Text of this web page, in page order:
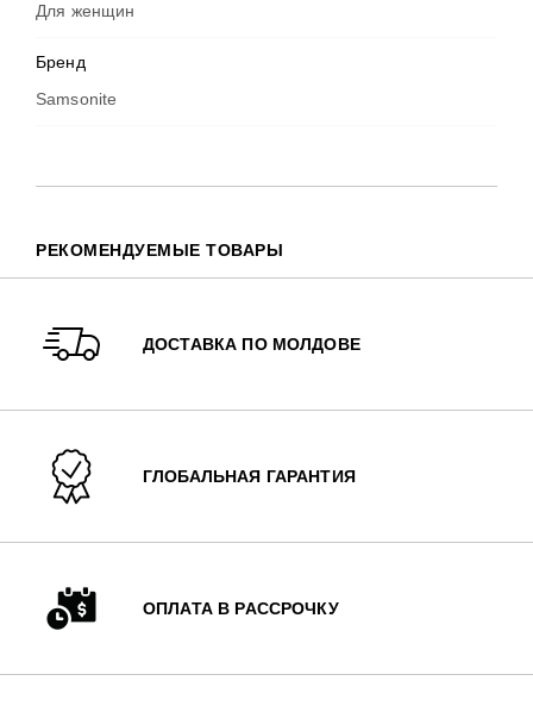
Для женщин
Бренд
Samsonite
РЕКОМЕНДУЕМЫЕ ТОВАРЫ
ДОСТАВКА ПО МОЛДОВЕ
ГЛОБАЛЬНАЯ ГАРАНТИЯ
ОПЛАТА В РАССРОЧКУ